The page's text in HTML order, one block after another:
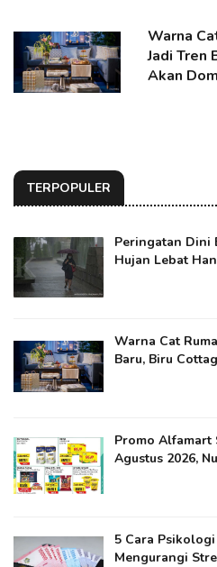
Warna
Jadi Tren
Akan
TERPOPULER
Peringatan Dini
Hujan Lebat
Warna Cat
Baru, Biru
Promo Alfamart
Agustus 2026,
5 Cara
Mengurangi